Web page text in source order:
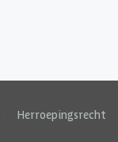
Herroepingsrecht